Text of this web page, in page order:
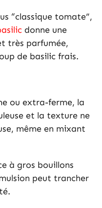
“classique tomate”,
donne une
très parfumée,
de basilic frais.
ou extra-ferme, la
et la texture ne
même en mixant
à gros bouillons
peut trancher